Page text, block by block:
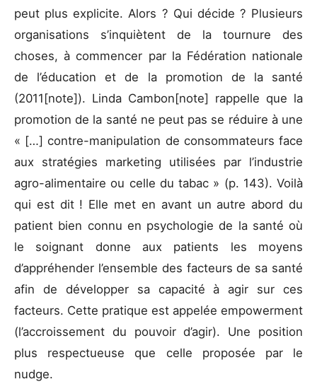
peut plus explicite. Alors ? Qui décide ? Plusieurs
organisations s’inquiètent de la tournure des
choses, à commencer par la Fédération nationale
de l’éducation et de la promotion de la santé
(2011[note]). Linda Cambon[note] rappelle que la
promotion de la santé ne peut pas se réduire à une
« […] contre-manipulation de consommateurs face
aux stratégies marketing utilisées par l’industrie
agro-alimentaire ou celle du tabac » (p. 143). Voilà
qui est dit ! Elle met en avant un autre abord du
patient bien connu en psychologie de la santé où
le soignant donne aux patients les moyens
d’appréhender l’ensemble des facteurs de sa santé
afin de développer sa capacité à agir sur ces
facteurs. Cette pratique est appelée empowerment
(l’accroissement du pouvoir d’agir). Une position
plus respectueuse que celle proposée par le
nudge.